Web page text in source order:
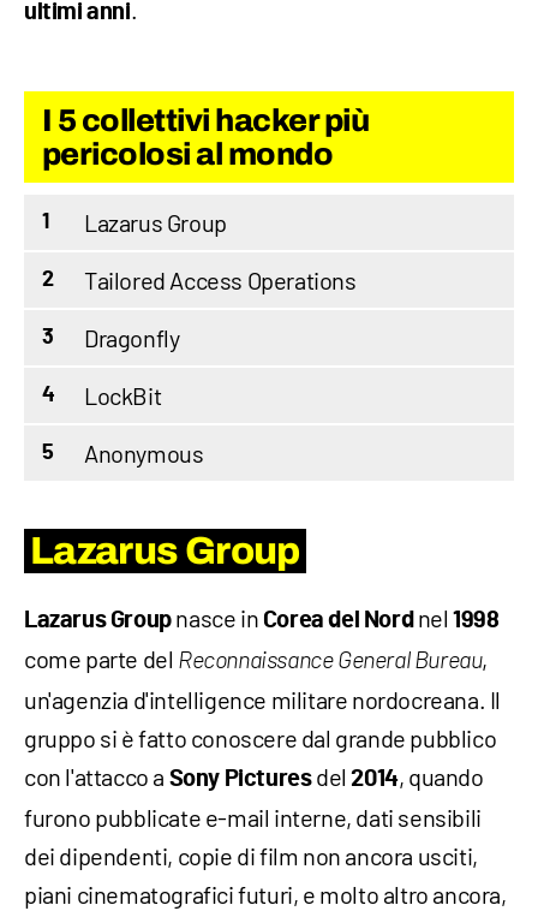
ultimi anni.
I 5 collettivi hacker più
pericolosi al mondo
1 Lazarus Group
2 Tailored Access Operations
3 Dragonfly
4 LockBit
5 Anonymous
Lazarus Group
Lazarus Groupnasce in Corea del Nordnel1998
come parte del Reconnaissance General Bureau,
un'agenzia d'intelligence militare nordocreana. Il
gruppo si è fatto conoscere dal grande pubblico
con l'attacco a Sony Picturesdel2014, quando
furono pubblicate e-mail interne, dati sensibili
dei dipendenti, copie di film non ancora usciti,
piani cinematografici futuri, e molto altro ancora,